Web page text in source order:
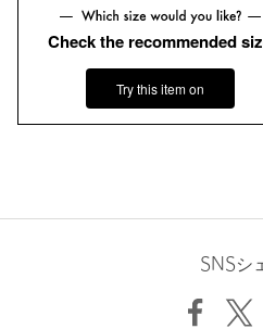
し、素材・クオリティ・ディテー
ドなラインとしてリリース。
※商品に「取り扱い上の注意書き」
※画像の商品はサンプルです。実際
サイズ、素材等が若干異なる場合が
店舗へお問い合わせの際は、全国
Check the recommended
Try this item on
SNSシ